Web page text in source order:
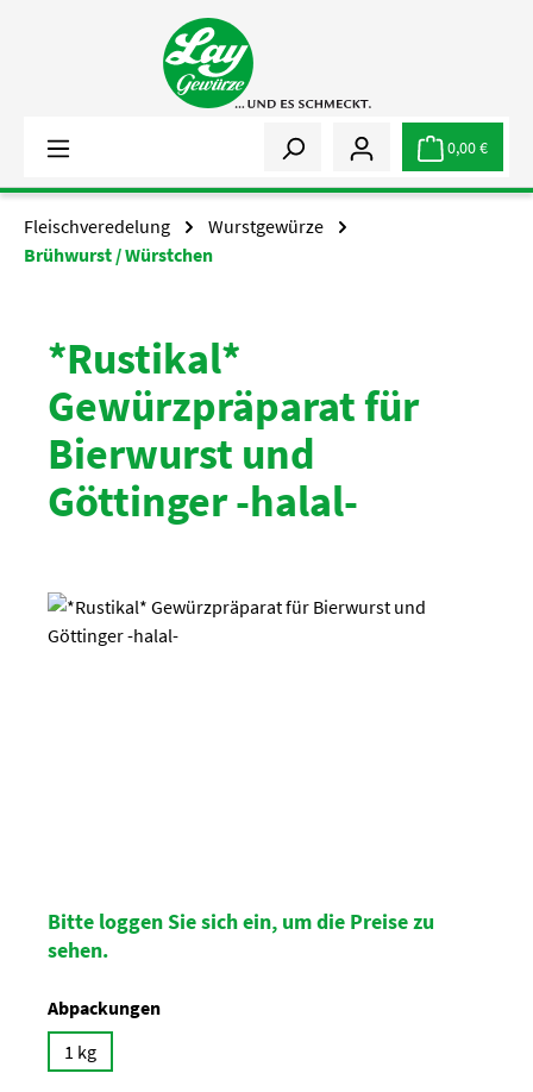
Zum Hauptinhalt springen
0,00 €
Fleischveredelung
Wurstgewürze
Brühwurst / Würstchen
*Rustikal*
Gewürzpräparat für
Bierwurst und
Göttinger -halal-
Bildergalerie überspringen
Bitte loggen Sie sich ein, um die Preise zu
sehen.
Abpackungenauswählen
1 kg